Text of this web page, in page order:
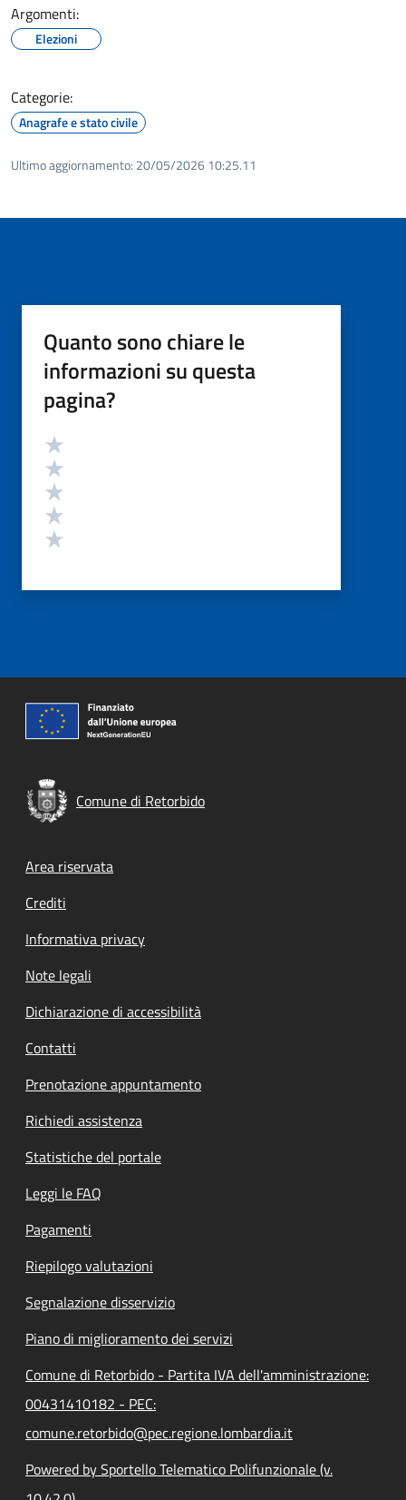
Argomenti:
Elezioni
Categorie:
Anagrafe e stato civile
Ultimo aggiornamento: 20/05/2026 10:25.11
Quanto sono chiare le
informazioni su questa
pagina?
Valutazione
Comune di Retorbido
Footer menu
Area riservata
Crediti
Informativa privacy
Note legali
Dichiarazione di accessibilità
Contatti
Prenotazione appuntamento
Richiedi assistenza
Statistiche del portale
Leggi le FAQ
Pagamenti
Riepilogo valutazioni
Segnalazione disservizio
Piano di miglioramento dei servizi
Comune di Retorbido - Partita IVA dell'amministrazione:
00431410182 - PEC:
comune.retorbido@pec.regione.lombardia.it
Powered by Sportello Telematico Polifunzionale (v.